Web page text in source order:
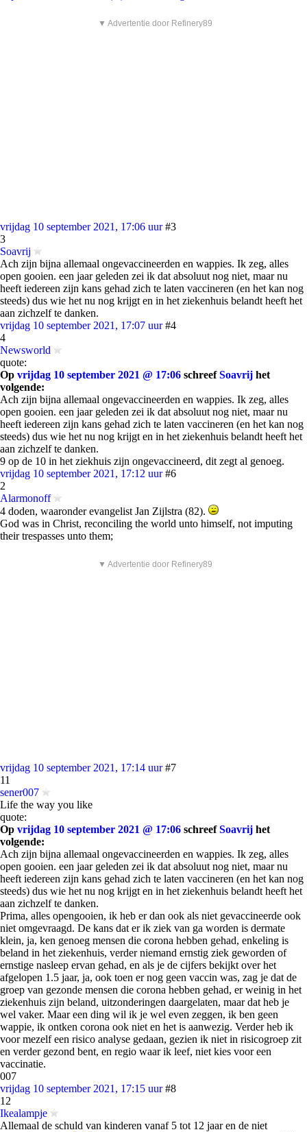
▼ Advertentie door Refinery89
vrijdag 10 september 2021, 17:06 uur #3
3
Soavrij
Ach zijn bijna allemaal ongevaccineerden en wappies. Ik zeg, alles
open gooien. een jaar geleden zei ik dat absoluut nog niet, maar nu
heeft iedereen zijn kans gehad zich te laten vaccineren (en het kan nog
steeds) dus wie het nu nog krijgt en in het ziekenhuis belandt heeft het
aan zichzelf te danken.
vrijdag 10 september 2021, 17:07 uur #4
4
Newsworld
quote:
Op vrijdag 10 september 2021 @ 17:06 schreefSoavrij het
volgende:
Ach zijn bijna allemaal ongevaccineerden en wappies. Ik zeg, alles
open gooien. een jaar geleden zei ik dat absoluut nog niet, maar nu
heeft iedereen zijn kans gehad zich te laten vaccineren (en het kan nog
steeds) dus wie het nu nog krijgt en in het ziekenhuis belandt heeft het
aan zichzelf te danken.
9 op de 10 in het ziekhuis zijn ongevaccineerd, dit zegt al genoeg.
vrijdag 10 september 2021, 17:12 uur #6
2
Alarmonoff
4 doden, waaronder evangelist Jan Zijlstra (82).
God was in Christ, reconciling the world unto himself, not imputing
their trespasses unto them;
▼ Advertentie door Refinery89
vrijdag 10 september 2021, 17:14 uur #7
11
sener007
Life the way you like
quote:
Op vrijdag 10 september 2021 @ 17:06 schreefSoavrij het
volgende:
Ach zijn bijna allemaal ongevaccineerden en wappies. Ik zeg, alles
open gooien. een jaar geleden zei ik dat absoluut nog niet, maar nu
heeft iedereen zijn kans gehad zich te laten vaccineren (en het kan nog
steeds) dus wie het nu nog krijgt en in het ziekenhuis belandt heeft het
aan zichzelf te danken.
Prima, alles opengooien, ik heb er dan ook als niet gevaccineerde ook
niet omgevraagd. De kans dat er ik ziek van ga worden is dermate
klein, ja, ken genoeg mensen die corona hebben gehad, enkeling is
beland in het ziekenhuis, verder niemand ernstig ziek geworden of
ernstige nasleep ervan gehad, en als je de cijfers bekijkt over het
afgelopen 1.5 jaar, ja, ook toen er nog geen vaccin was, zag je dat de
groep van gezonde mensen die corona hebben gehad, er weinig in het
ziekenhuis zijn beland, uitzonderingen daargelaten, maar dat heb je
wel vaker. Maar een ding wil ik je wel even zeggen, ik ben geen
wappie, ik ontken corona ook niet en het is aanwezig. Verder heb ik
voor mezelf een risico analyse gedaan, gezien ik niet in risicogroep zit
en verder gezond bent, en regio waar ik leef, niet kies voor een
vaccinatie.
007
vrijdag 10 september 2021, 17:15 uur #8
12
Ikealampje
Allemaal de schuld van kinderen vanaf 5 tot 12 jaar en de niet